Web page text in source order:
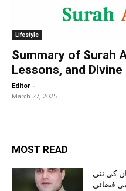
Lifestyle
Summary of Surah
Lessons, and Divine
Editor -
March 27, 2025
MOST READ
کی نئی
فضائی